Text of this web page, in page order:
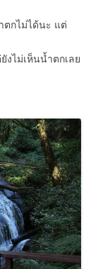
ตกไม่ได้นะ แต่
งไม่เห็นน้ำตกเลย